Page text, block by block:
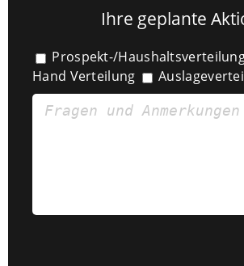
Ihre geplante
Prospekt-/
Hand Verteilung